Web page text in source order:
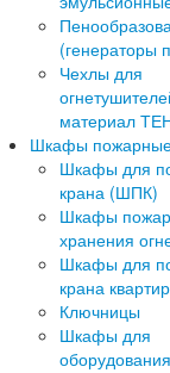
(генераторы
Чехлы для
материал
Шкафы
Шкафы для
крана (ШПК)
Шкафы
хранения
Шкафы для
крана
Ключницы
Шкафы для
оборудования